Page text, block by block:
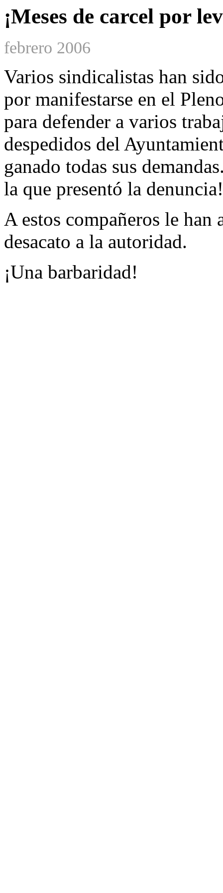
¡Meses de carcel por
febrero 2006
Varios sindicalistas han
por manifestarse en el
para defender a varios
despedidos del
ganado todas sus
la que presentó la denuncia!
A estos compañeros le
desacato a la autoridad.
¡Una barbaridad!